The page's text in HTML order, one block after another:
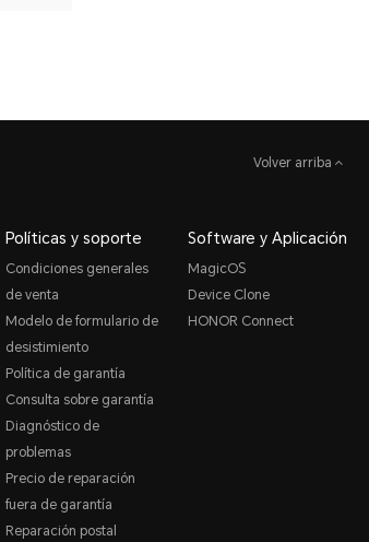
Volver arriba
Políticas y soporte
Condiciones generales
de venta
Modelo de formulario de
desistimiento
Política de garantía
Consulta sobre garantía
Diagnóstico de
problemas
Precio de reparación
fuera de garantía
Reparación postal
Software y Aplicación
MagicOS
Device Clone
HONOR Connect